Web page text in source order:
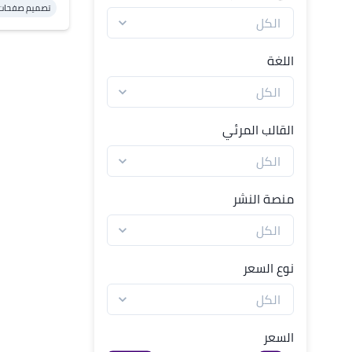
اللغة
القالب المرئي
منصة النشر
نوع السعر
السعر
تصميم